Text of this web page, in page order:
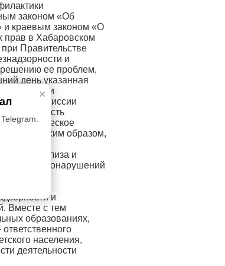
законом «Об
и краевым законом «О
прав в Хабаровском
Правительстве
и
решению ее проблем,
день указанная
и
комиссии
техническое
края. Таким образом,
анализа и
и правонарушений
делам
и
Вместе с тем
образованиях,
населения,
деятельности
✕